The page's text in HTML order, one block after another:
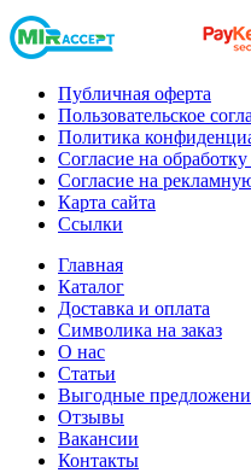
Публичная оферта
Пользовательское
Политика
Согласие на
Согласие на
Карта сайта
Ссылки
Главная
Каталог
Доставка и оплата
Символика на заказ
О нас
Статьи
Выгодные
Отзывы
Вакансии
Контакты